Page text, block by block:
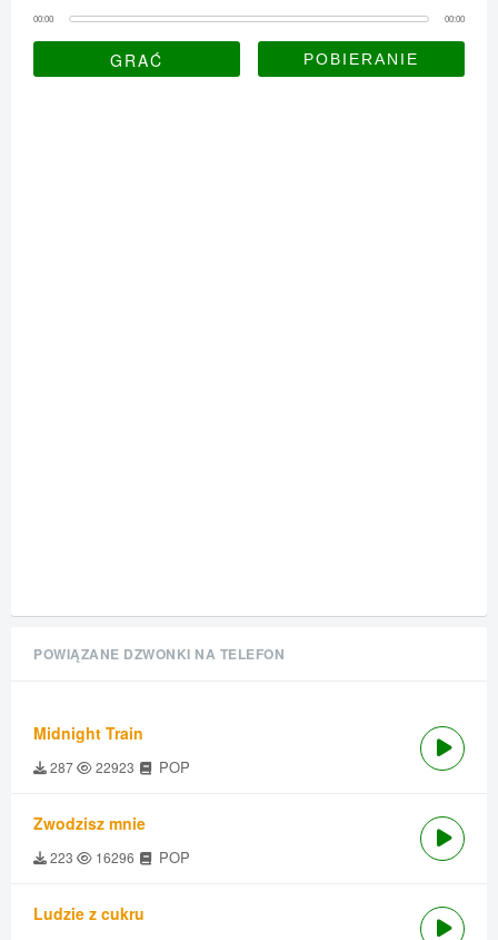
00:00 00:00
GRAĆ
POWIĄZANE DZWONKI NA TELEFON
Midnight Train
287 22923 POP
Zwodzisz mnie
223 16296 POP
Ludzie z cukru